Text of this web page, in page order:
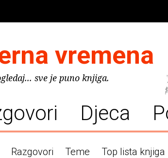
vremena
sve je puno knjiga.
Djeca
Razgovori Teme Top lista knjiga